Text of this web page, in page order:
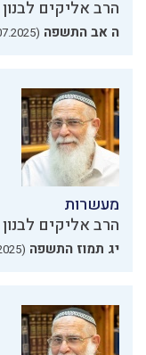
הרב אליקים לבנון
ה אב התשפה (30.07.2025)
מעשרות
הרב אליקים לבנון
יג תמוז התשפה (09.07.2025)